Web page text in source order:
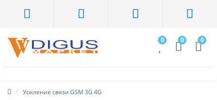
0 0 0
Усиление связи GSM 3G 4G